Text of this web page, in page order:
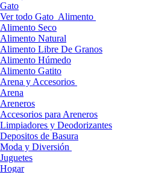
Gato
Ver todo Gato Alimento
Alimento Seco
Alimento Natural
Alimento Libre De Granos
Alimento Húmedo
Alimento Gatito
Arena y Accesorios
Arena
Areneros
Accesorios para Areneros
Limpiadores y Deodorizantes
Depositos de Basura
Moda y Diversión
Juguetes
Hogar